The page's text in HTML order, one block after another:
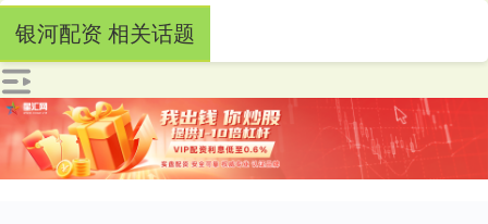
银河配资 相关话题